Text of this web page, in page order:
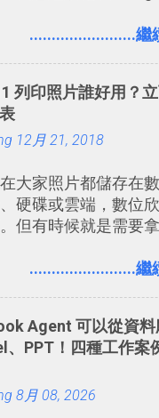
可以從聊天中記錄重
體則讓同事可以在
聯繫。 如果你需要
可以參考： JANDI
。 2017/3 新增 ：
Slack 討論串介面
板
的來聊聊 Google 的
對商務需求來說可
料地圖（例如我之
建立的「 台灣推薦
自助旅行路線！
在規劃自助旅行路
題： 國外地點名稱
。 在規劃路線之外，
來好心情，二方面
回憶之一。 自訂地
地圖。
........................繼
列印照片誰好用？
12月 21, 2018
大家照片都儲存在
硬碟或雲端，數位
但有時候就是需要
製作家庭相框 用照片
而且最好能不花時
也不貴呢？ 如果家
，那麼這時候 「便
........................繼
Agent 可以從資料
、PPT！四種工作案
8月 08, 2026